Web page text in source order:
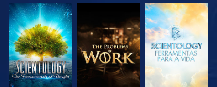
EXPLORE A SÉRIE EXPLORE A SÉRIE EXPLORE A SÉRIE